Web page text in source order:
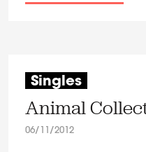
Singles
Animal
06/11/2012